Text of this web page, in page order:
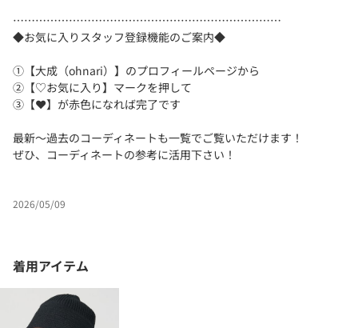
………………………………………………………………
◆お気に入りスタッフ登録機能のご案内◆
①【大成（ohnari）】のプロフィールページから
②【♡お気に入り】マークを押して
③【❤️】が赤色になれば完了です
最新〜過去のコーディネートも一覧でご覧いただけます！
ぜひ、コーディネートの参考に活用下さい！
2026/05/09
着用アイテム